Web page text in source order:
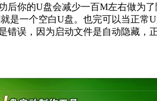
后你的U盘会减少一百M左右做为
是一个空白U盘。也完可以当正常
错误，因为启动文件是自动隐藏，